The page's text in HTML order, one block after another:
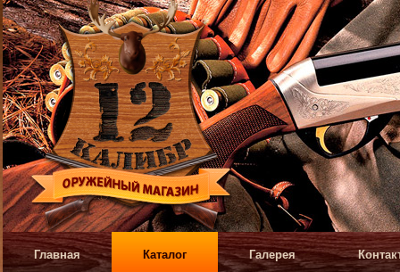
Главная Каталог Галерея